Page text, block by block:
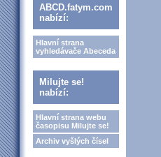
ABCD.fatym.com
nabízí:
Hlavní strana
vyhledávače Abeceda
Milujte se!
nabízí:
Hlavní strana webu
časopisu Milujte se!
Archiv vyšlých čísel